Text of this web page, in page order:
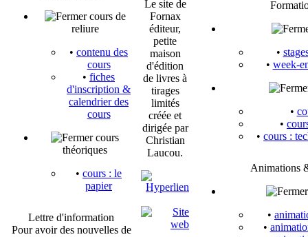
cours de
reliure
• contenu des
cours
• fiches
d'inscription &
calendrier des
cours
cours
théoriques
• cours : le
papier
Lettre d'information
Pour avoir des nouvelles de
Le site de
Fornax
éditeur,
petite
maison
d'édition
de livres à
tirages
limités
créée et
dirigée par
Christian
Laucou.
•
• week-
•
•
• cours :
Animations
•
•